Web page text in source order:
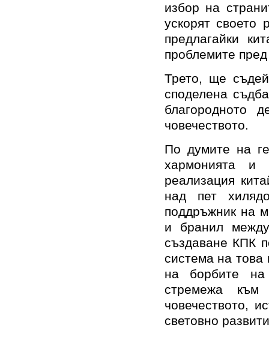
избор на
ускорят своето
предлагайки
проблемите
Трето, ще
споделена
благородното
човечеството.
По думите на
хармонията и
реализация
над пет
поддръжник на
и бранил
създаване КПК
система на това
на борбите
стремежа
човечеството,
световно